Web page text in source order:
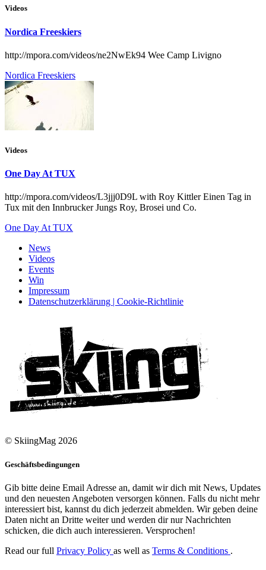
Videos
Nordica Freeskiers
http://mpora.com/videos/ne2NwEk94 Wee Camp Livigno
Nordica Freeskiers
Videos
One Day At TUX
http://mpora.com/videos/L3jjj0D9L with Roy Kittler Einen Tag in
Tux mit den Innbrucker Jungs Roy, Brosei und Co.
One Day At TUX
News
Videos
Events
Win
Impressum
Datenschutzerklärung | Cookie-Richtlinie
© SkiingMag 2026
Geschäftsbedingungen
Gib bitte deine Email Adresse an, damit wir dich mit News, Updates
und den neuesten Angeboten versorgen können. Falls du nicht mehr
interessiert bist, kannst du dich jederzeit abmelden. Wir geben deine
Daten nicht an Dritte weiter und werden dir nur Nachrichten
schicken, die dich auch interessieren. Versprochen!
Read our full Privacy Policy as well as Terms & Conditions .